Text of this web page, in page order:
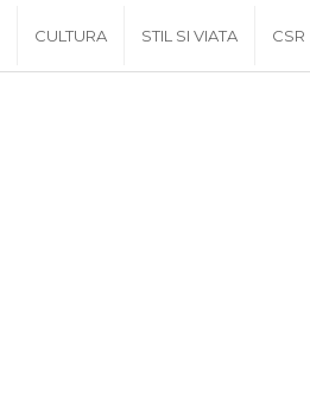
CULTURA STIL SI VIATA CSR